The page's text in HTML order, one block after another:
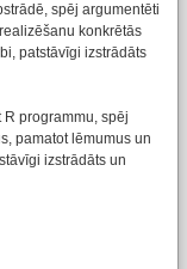
spēj argumentēti
konkrētās
patstāvīgi izstrādāts
programmu, spēj
pamatot lēmumus un
izstrādāts un